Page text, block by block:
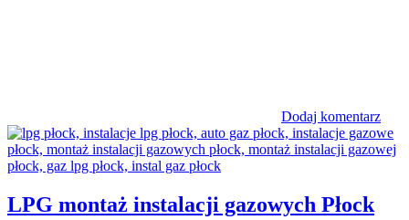
Dodaj komentarz
LPG montaż instalacji gazowych Płock